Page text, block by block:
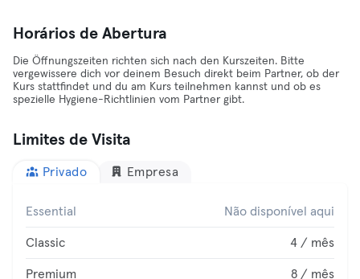
Horários de Abertura
Die Öffnungszeiten richten sich nach den Kurszeiten. Bitte
vergewissere dich vor deinem Besuch direkt beim Partner, ob der
Kurs stattfindet und du am Kurs teilnehmen kannst und ob es
spezielle Hygiene-Richtlinien vom Partner gibt.
Limites de Visita
Privado Empresa
Essential Não disponível aqui
Classic 4 / mês
Premium 8 / mês